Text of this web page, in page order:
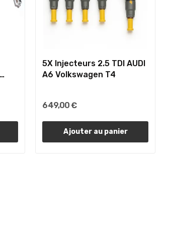
5X Injecteurs 2.5 TDI AUDI
A6 Volkswagen T4
649,00 €
Ajouter au panier